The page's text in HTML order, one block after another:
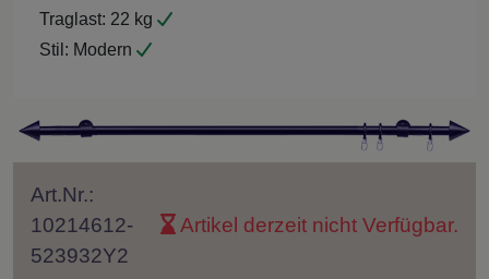
Traglast: 22 kg
Stil: Modern
Art.Nr.:
10214612-
523932Y2
Artikel derzeit nicht Verfügbar.